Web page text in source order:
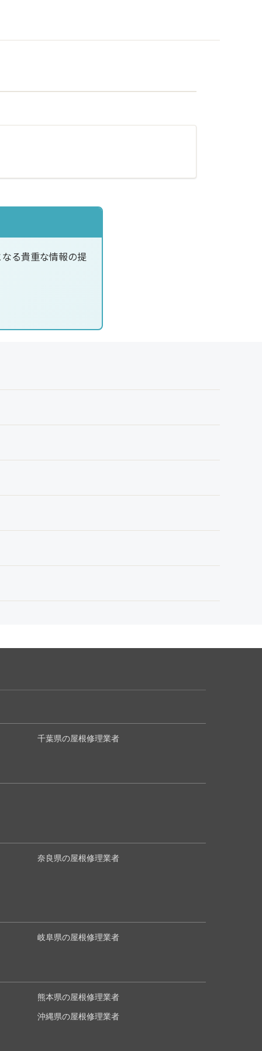
る貴重な情報の提
千葉県の屋根修理業者
奈良県の屋根修理業者
岐阜県の屋根修理業者
熊本県の屋根修理業者
沖縄県の屋根修理業者